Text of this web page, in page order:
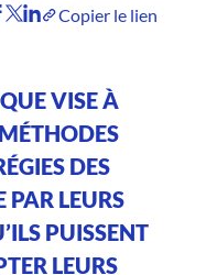
Copier le lien
VISE À
DES
PAR LEURS
PUISSENT
LEURS